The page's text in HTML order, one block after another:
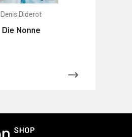
Denis Diderot
Die Nonne